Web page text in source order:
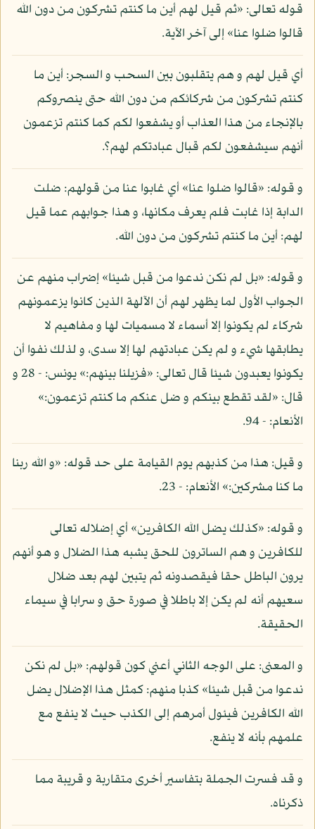
قوله تعالى: «ثم قيل لهم أين ما كنتم تشركون من دون الله
قالوا ضلوا عنا» إلى آخر الآية.
أي قيل لهم و هم يتقلبون بين السحب و السجر: أين ما
كنتم تشركون من شركائكم من دون الله حتى ينصروكم
بالإنجاء من هذا العذاب أو يشفعوا لكم كما كنتم تزعمون
أنهم سيشفعون لكم قبال عبادتكم لهم؟.
و قوله: «قالوا ضلوا عنا» أي غابوا عنا من قولهم: ضلت
الدابة إذا غابت فلم يعرف مكانها، و هذا جوابهم عما قيل
لهم: أين ما كنتم تشركون من دون الله.
و قوله: «بل لم نكن ندعوا من قبل شيئا» إضراب منهم عن
الجواب الأول لما يظهر لهم أن الآلهة الذين كانوا يزعمونهم
شركاء لم يكونوا إلا أسماء لا مسميات لها و مفاهيم لا
يطابقها شيء و لم يكن عبادتهم لها إلا سدى، و لذلك نفوا أن
يكونوا يعبدون شيئا قال تعالى: «فزيلنا بينهم:» يونس: - 28 و
قال: «لقد تقطع بينكم و ضل عنكم ما كنتم تزعمون:»
الأنعام: - 94.
و قيل: هذا من كذبهم يوم القيامة على حد قوله: «و الله ربنا
ما كنا مشركين:» الأنعام: - 23.
و قوله: «كذلك يضل الله الكافرين» أي إضلاله تعالى
للكافرين و هم الساترون للحق يشبه هذا الضلال و هو أنهم
يرون الباطل حقا فيقصدونه ثم يتبين لهم بعد ضلال
سعيهم أنه لم يكن إلا باطلا في صورة حق و سرابا في سيماء
الحقيقة.
و المعنى: على الوجه الثاني أعني كون قولهم: «بل لم نكن
ندعوا من قبل شيئا» كذبا منهم: كمثل هذا الإضلال يضل
الله الكافرين فيئول أمرهم إلى الكذب حيث لا ينفع مع
علمهم بأنه لا ينفع.
و قد فسرت الجملة بتفاسير أخرى متقاربة و قريبة مما
ذكرناه.